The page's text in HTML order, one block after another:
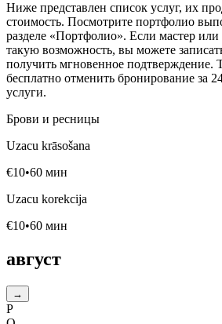
Ниже представлен список услуг, их
стоимость. Посмотрите портфолио
разделе «Портфолио». Если мастер или
такую возможность, вы можете
получить мгновенное подтверждение.
бесплатно отменить бронирование за
услуги.
Брови и ресницы
Uzacu krāsošana
€10•60 мин
Uzacu korekcija
€10•60 мин
август
→
P